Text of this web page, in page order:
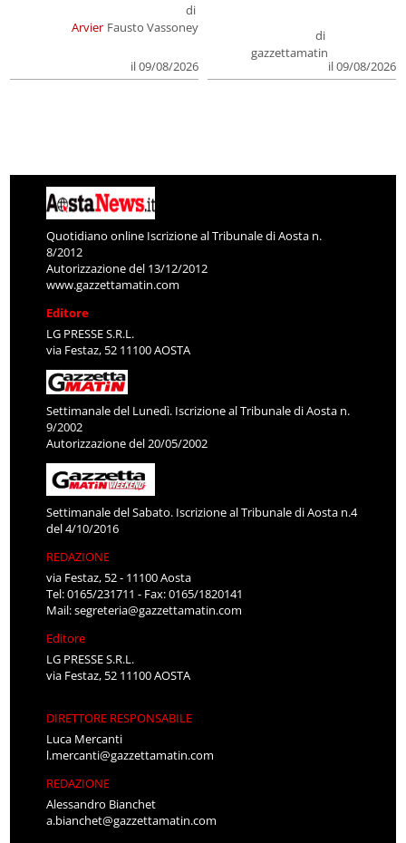
Arvier
di
Fausto Vassoney
il 09/08/2026
di
gazzettamatin
il 09/08/2026
Quotidiano online Iscrizione al Tribunale di Aosta n.
8/2012
Autorizzazione del 13/12/2012
www.gazzettamatin.com
Editore
LG PRESSE S.R.L.
via Festaz, 52 11100 AOSTA
Settimanale del Lunedì. Iscrizione al Tribunale di Aosta n.
9/2002
Autorizzazione del 20/05/2002
Settimanale del Sabato. Iscrizione al Tribunale di Aosta n.4
del 4/10/2016
REDAZIONE
via Festaz, 52 - 11100 Aosta
Tel: 0165/231711 - Fax: 0165/1820141
Mail:segreteria@gazzettamatin.com
Editore
LG PRESSE S.R.L.
via Festaz, 52 11100 AOSTA
DIRETTORE RESPONSABILE
Luca Mercanti
l.mercanti@gazzettamatin.com
REDAZIONE
Alessandro Bianchet
a.bianchet@gazzettamatin.com